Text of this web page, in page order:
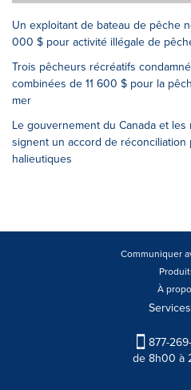
Un exploitant de bateau de pêche
000 $ pour activité illégale de
Trois pêcheurs récréatifs
combinées de 11 600 $ pour la
mer
Le gouvernement du Canada et
signent un accord de
halieutiques
Communiquer
À
Services
877-
de 8h00 à